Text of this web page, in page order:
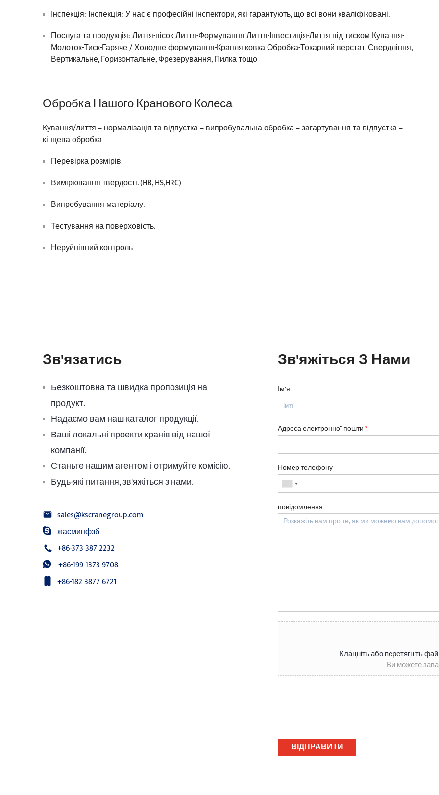
Інспекція: Інспекція: У нас є професійні інспектори, які гарантують, що всі вони кваліфіковані.
Послуга та продукція: Лиття-пісок Лиття-Формування Лиття-Інвестиція-Лиття під тиском Кування-
Молоток-Тиск-Гаряче / Холодне формування-Крапля ковка Обробка-Токарний верстат, Свердління,
Вертикальне, Горизонтальне, Фрезерування, Пилка тощо
Обробка Нашого Кранового Колеса
Кування/лиття – нормалізація та відпустка – випробувальна обробка – загартування та відпустка –
кінцева обробка
Перевірка розмірів.
Вимірювання твердості. (HB, HS,HRC)
Випробування матеріалу.
Тестування на поверховість.
Неруйнівний контроль
Зв'язатись
Безкоштовна та швидка пропозиція на
продукт.
Надаємо вам наш каталог продукції.
Ваші локальні проекти кранів від нашої
компанії.
Станьте нашим агентом і отримуйте комісію.
Будь-які питання, зв'яжіться з нами.
sales@kscranegroup.com
жасминфзб
+86-373 387 2232
+86-199 1373 9708
+86-182 3877 6721
Зв'яжіться З Нами
Ім'я
Адреса електронної пошти*
Номер телефону
повідомлення
Клацніть або перетягніть
Ви можете
ВІДПРАВИТИ